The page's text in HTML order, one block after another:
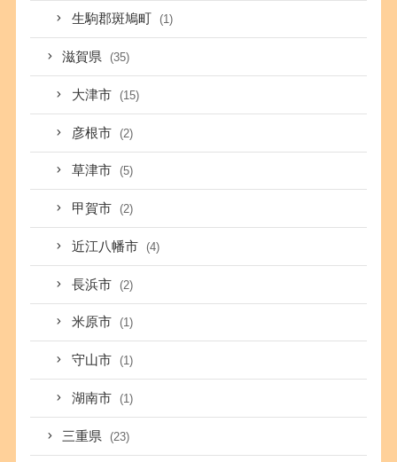
生駒郡斑鳩町 (1)
滋賀県 (35)
大津市 (15)
彦根市 (2)
草津市 (5)
甲賀市 (2)
近江八幡市 (4)
長浜市 (2)
米原市 (1)
守山市 (1)
湖南市 (1)
三重県 (23)